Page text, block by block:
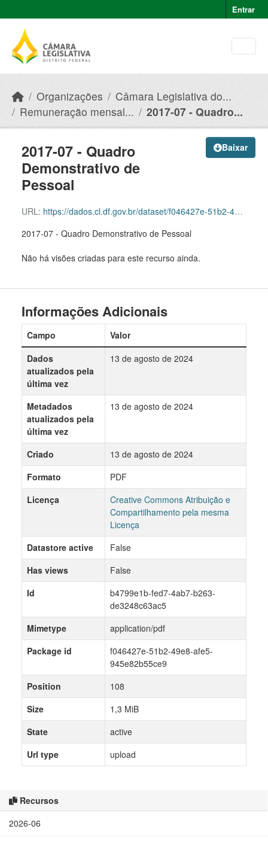
Entrar
Organizações
Câmara Legislativa do...
Remuneração mensal...
2017-07 - Quadro...
Baixar
2017-07 - Quadro
Demonstrativo de
Pessoal
URL: https://dados.cl.df.gov.br/dataset/f046427e-51b2-49e8-afe5-945e82b55ce9/resource/b4799e1b-fed7-4ab7-b263-de3248c63ac5/download/2017-07-quadro-demonstrativo-de-pessoal.pdf
2017-07 - Quadro Demonstrativo de Pessoal
Não há visões criadas para este recurso ainda.
Recursos
2026-06
Informações Adicionais
Campo
Valor
Dados
atualizados pela
última vez
13 de agosto de 2024
Metadados
atualizados pela
última vez
13 de agosto de 2024
Criado
13 de agosto de 2024
Formato
PDF
Licença
Creative Commons Atribuição e
Compartilhamento pela mesma
Licença
Datastore active
False
Has views
False
Id
b4799e1b-fed7-4ab7-b263-
de3248c63ac5
Mimetype
application/pdf
Package id
f046427e-51b2-49e8-afe5-
945e82b55ce9
Position
108
Size
1,3 MiB
State
active
Url type
upload